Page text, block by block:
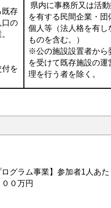
既存
口の
を
県内に事務所又は活
を有する民間企業・団
個人等（法人格を有し
ものを含む。）
※公の施設設置者から
を受けて既存施設の運
理を行う者を除く。
グラム事業】参加者1人あた
万円